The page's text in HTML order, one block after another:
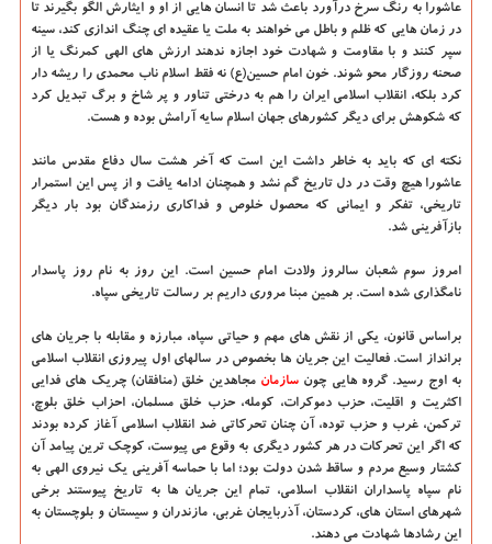
عاشورا به رنگ سرخ درآورد باعث شد تا انسان هایی از او و ایثارش الگو بگیرند تا
در زمان هایی که ظلم و باطل می خواهند به ملت یا عقیده ای چنگ اندازی کند، سینه
سپر کنند و با مقاومت و شهادت خود اجازه ندهند ارزش های الهی کمرنگ یا از
صحنه روزگار محو شوند. خون امام حسین(ع) نه فقط اسلام ناب محمدی را ریشه دار
کرد بلکه، انقلاب اسلامی ایران را هم به درختی تناور و پر شاخ و برگ تبدیل کرد
که شکوهش برای دیگر کشورهای جهان اسلام سایه آرامش بوده و هست.
نکته ای که باید به خاطر داشت این است که آخر هشت سال دفاع مقدس مانند
عاشورا هیچ وقت در دل تاریخ گم نشد و همچنان ادامه یافت و از پس این استمرار
تاریخی، تفکر و ایمانی که محصول خلوص و فداکاری رزمندگان بود بار دیگر
بازآفرینی شد.
امروز سوم شعبان سالروز ولادت امام حسین است. این روز به نام روز پاسدار
نامگذاری شده است. بر همین مبنا مروری داریم بر رسالت تاریخی سپاه.
براساس قانون، یکی از نقش های مهم و حیاتی سپاه، مبارزه و مقابله با جریان های
برانداز است. فعالیت این جریان ها بخصوص در سالهای اول پیروزی انقلاب اسلامی
به اوج رسید. گروه هایی چون سازمان مجاهدین خلق (منافقان) چریک های فدایی
اکثریت و اقلیت، حزب دموکرات، کومله، حزب خلق مسلمان، احزاب خلق بلوچ،
ترکمن، غرب و حزب توده، آن چنان تحرکاتی ضد انقلاب اسلامی آغاز کرده بودند
که اگر این تحرکات در هر کشور دیگری به وقوع می پیوست، کوچک ترین پیامد آن
کشتار وسیع مردم و ساقط شدن دولت بود؛ اما با حماسه آفرینی یک نیروی الهی به
نام سپاه پاسداران انقلاب اسلامی، تمام این جریان ها به تاریخ پیوستند برخی
شهرهای استان های، کردستان، آذربایجان غربی، مازندران و سیستان و بلوچستان به
این رشادها شهادت می دهند.